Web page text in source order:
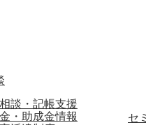
談・記帳支援
・助成金情報
セ